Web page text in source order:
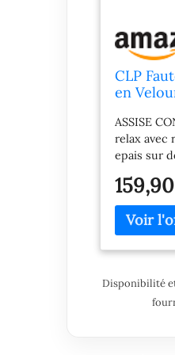
CLP
en
Bergere
Fauteuil
Salon
ASSISE
relax avec
epais sur
confort
fauteuil au
epure.
SOLIDES:
robuste,
Disponibilité